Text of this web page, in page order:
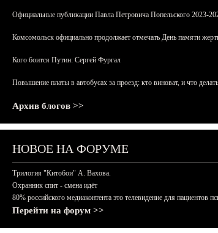
Официальные публикации Павла Петровича Попельского 2023-
Комсомольск официально продолжает отмечать День памяти
Кого боится Путин: Сергей Фургал
Повышение платы в автобусах за проезд: кто виноват, и что
Архив блогов >>
НОВОЕ НА ФОРУМЕ
Трилогия "Китобои" А. Вахова.
Охранник спит - смена идёт
80% российского медиаконтента это телевидение для пациентов
Перейти на форум >>